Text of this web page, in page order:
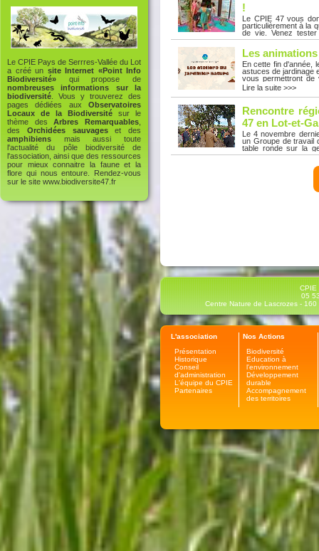
Le CPIE Pays de Serrres-Vallée du Lot
a créé un site Internet «Point Info
Biodiversité» qui propose de
nombreuses informations sur la
biodiversité . Vous y trouverez des
pages dédiées aux Observatoires
Locaux de la Biodiversité sur le
thème desArbres Remarquables
des Orchidées sauvageset des
amphibiens mais aussi toute
l'actualité du pôle biodiversité de
l'association, ainsi que des ressources
pour mieux connaitre la faune et la
flore qui nous entoure. Rendez-vous
sur le site www.biodiversite47.fr
des expositions de
05 53 36 73 34
!
Le CPIE 47 vous
particulièrement à la
de vie. Venez
gestion sobre de la
l’équipe du CPIE 47
un mode de vie plus
jardin. Favoriser
écologique
nous :- Du
expositions de
Lire la suite >>>
Les
En cette fin d'année,
astuces de jardinage
vous permettront
repos.Les
Croisière à deux
d'Histoire Samedi
balade nature et
Samedi 18 octobre
novembre à 10h -
Villeneuve-sur-Lot
on se dépêc'Haie ?
mail à
Lire la suite >>>
Rencontre
47 en Lot-et-
Le 4 novembre
un Groupe de travail
table ronde sur la
Conseil
depuis plus de 30
à la mairie de
Lire la suite >>>
CPIE
05
Centre Nature de Lascrozes -
L'association
Présentation
Historique
Conseil
d'administration
L'équipe du CPIE
Partenaires
Nos Actions
Biodiversité
Education à
l'environnement
Développement
durable
Accompagnement
des territoires